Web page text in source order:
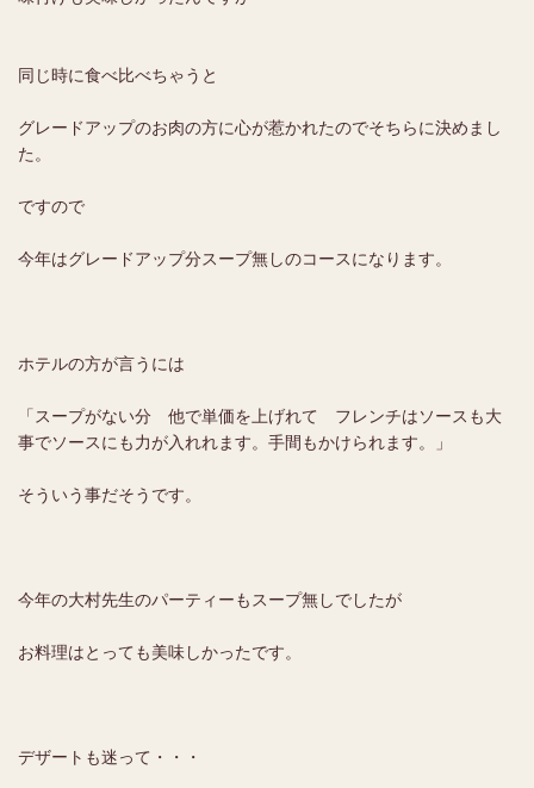
同じ時に食べ比べちゃうと
グレードアップのお肉の方に心が惹かれたのでそちらに決めまし
た。
ですので
今年はグレードアップ分スープ無しのコースになります。
ホテルの方が言うには
「スープがない分 他で単価を上げれて フレンチはソースも大
事でソースにも力が入れれます。手間もかけられます。」
そういう事だそうです。
今年の大村先生のパーティーもスープ無しでしたが
お料理はとっても美味しかったです。
デザートも迷って・・・